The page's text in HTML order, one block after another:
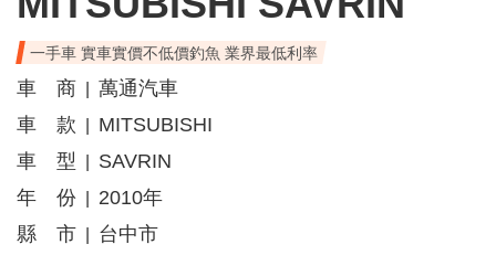
一手車 實車實價不低價釣魚 業界最低利率
車 商
萬通汽車
車 款
MITSUBISHI
車 型
SAVRIN
年 份
2010年
縣 市
台中市